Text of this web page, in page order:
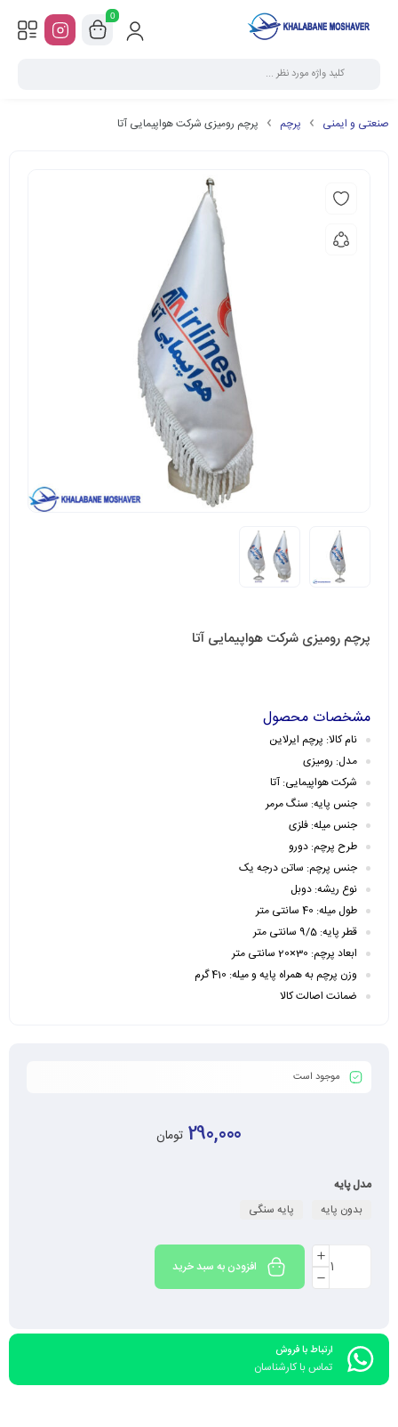
0
صنعتی و ایمنی پرچم پرچم رومیزی شرکت هواپیمایی آتا
پرچم رومیزی شرکت هواپیمایی آتا
مشخصات محصول
نام کالا: پرچم ایرلاین
مدل: رومیزی
شرکت هواپیمایی: آتا
جنس پایه: سنگ مرمر
جنس میله: فلزی
طرح پرچم: دورو
جنس پرچم: ساتن درجه یک
نوع ریشه: دوبل
طول میله: 40 سانتی متر
قطر پایه: 9/5 سانتی متر
ابعاد پرچم: 30×20 سانتی متر
وزن پرچم به همراه پایه و میله: 410 گرم
ضمانت اصالت کالا
موجود است
290,000 تومان
مدل پایه
بدون پایه
پایه سنگی
افزودن به سبد خرید
ارتباط با فروش
تماس با کارشناسان